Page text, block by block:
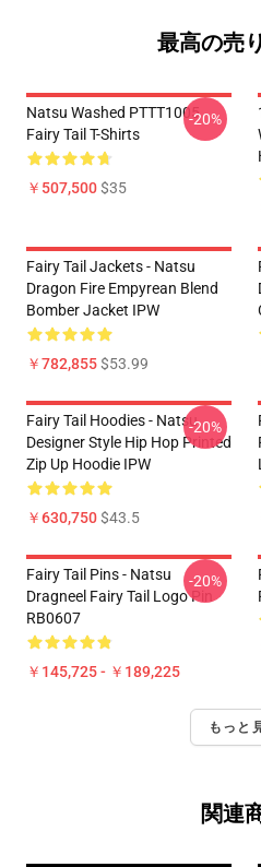
最高の売
Natsu Washed PTTT1005
Fairy Tail T-Shirts
￥507,500$35
-20%
Fairy Tail Jackets - Natsu
Dragon Fire Empyrean Blend
Bomber Jacket IPW
￥782,855$53.99
Fairy Tail Hoodies - Natsu
Designer Style Hip Hop Printed
Zip Up Hoodie IPW
￥630,750$43.5
-20%
Fairy Tail Pins - Natsu
Dragneel Fairy Tail Logo Pin
RB0607
￥145,725 - ￥189,225
-20%
もっと
関連